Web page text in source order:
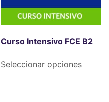
Curso Intensivo FCE B2
Seleccionar opciones